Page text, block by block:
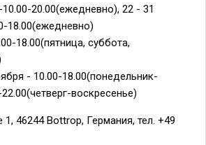
10.00-20.00(ежедневно), 22 - 31
18.00(ежедневно)
18.00(пятница, суббота,
- 10.00-18.00(понедельник-
воскресенье)
46244 Bottrop, Германия, тел. +49